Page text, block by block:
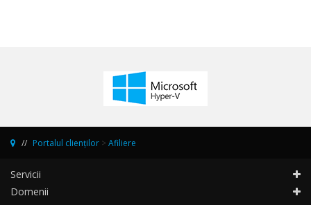
Portalul clienților > Afiliere
Servicii
Domenii